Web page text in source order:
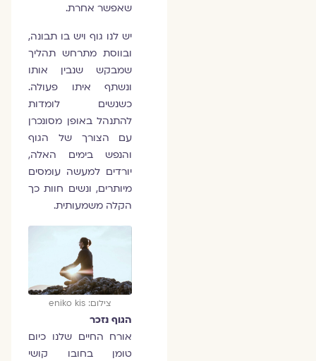
שאפשר אחרת.
יש לנו גוף ויש בו תבונה,
ובווסת מתרחש תהליך
שמבקש שנבין אותו
ונשתף איתו פעולה.
כשנשים לומדות
להתנהל באופן מסונכרן
עם הצורך של הגוף
והנפש בימים האלה,
יורדים למעשה עומסים
מיותרים, ונשים חוות כך
הקלה משמעותית.
צילום: eniko kis
הגוף נזכר
אורח החיים שלנו כיום
טומן בחובו קושי